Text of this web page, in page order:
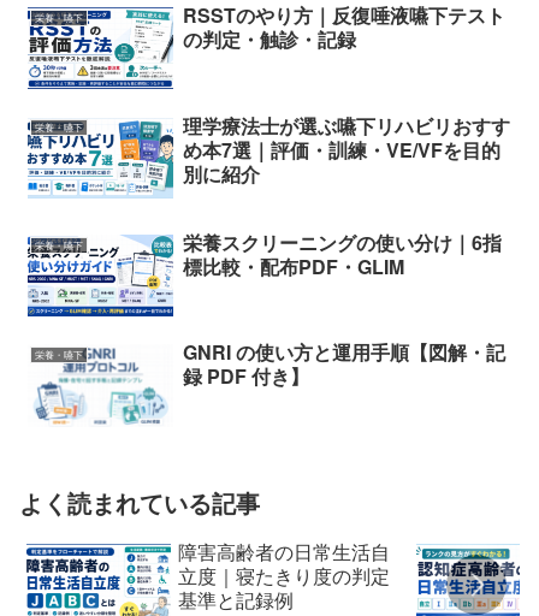
栄養・嚥下
RSSTのやり方｜反復唾液嚥下テスト
の判定・触診・記録
栄養・嚥下
理学療法士が選ぶ嚥下リハビリおすす
め本7選｜評価・訓練・VE/VFを目的
別に紹介
栄養・嚥下
栄養スクリーニングの使い分け｜6指
標比較・配布PDF・GLIM
栄養・嚥下
GNRI の使い方と運用手順【図解・記
録 PDF 付き】
よく読まれている記事
障害高齢者の日常生活自
立度｜寝たきり度の判定
基準と記録例